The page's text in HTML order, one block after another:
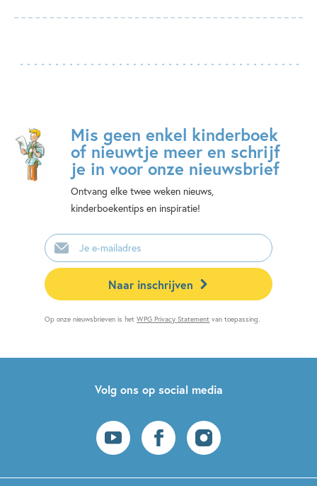
Mis geen enkel kinderboek
of nieuwtje meer en schrijf
je in voor onze nieuwsbrief
Ontvang elke twee weken nieuws,
kinderboekentips en inspiratie!
E-
mailadres
Naar inschrijven
Op onze nieuwsbrieven is hetWPG Privacy Statement van toepassing.
Volg ons op social media